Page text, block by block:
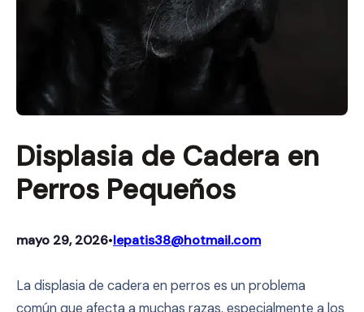
Displasia de Cadera en
Perros Pequeños
mayo 29, 2026•lepatis38@hotmail.com
La displasia de cadera en perros es un problema
común que afecta a muchas razas, especialmente a los